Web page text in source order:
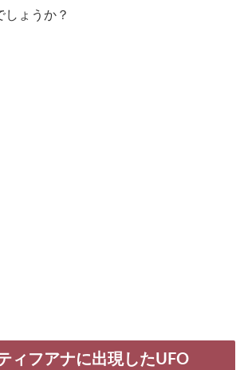
しょうか？
ィフアナに出現したUFO